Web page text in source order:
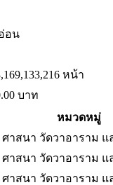
อน
หน้า
บาท
หมวดหมู่
ศาสนา วัดวาอาราม แ
ศาสนา วัดวาอาราม แ
ศาสนา วัดวาอาราม แ